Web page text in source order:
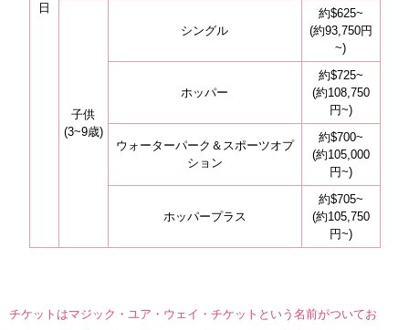
日
子供
(3~9歳)
シングル
約$625~
(約93,750円
~)
ホッパー
約$725~
(約108,750
円~)
ウォーターパーク＆スポーツオプ
ション
約$700~
(約105,000
円~)
ホッパープラス
約$705~
(約105,750
円~)
チケットはマジック・ユア・ウェイ・チケットという名前がついてお